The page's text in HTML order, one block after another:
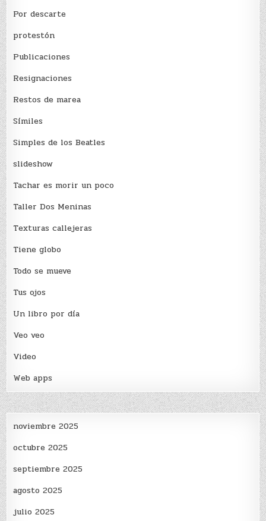
Por descarte
protestón
Publicaciones
Resignaciones
Restos de marea
Sí­miles
Simples de los Beatles
slideshow
Tachar es morir un poco
Taller Dos Meninas
Texturas callejeras
Tiene globo
Todo se mueve
Tus ojos
Un libro por día
Veo veo
Video
Web apps
noviembre 2025
octubre 2025
septiembre 2025
agosto 2025
julio 2025